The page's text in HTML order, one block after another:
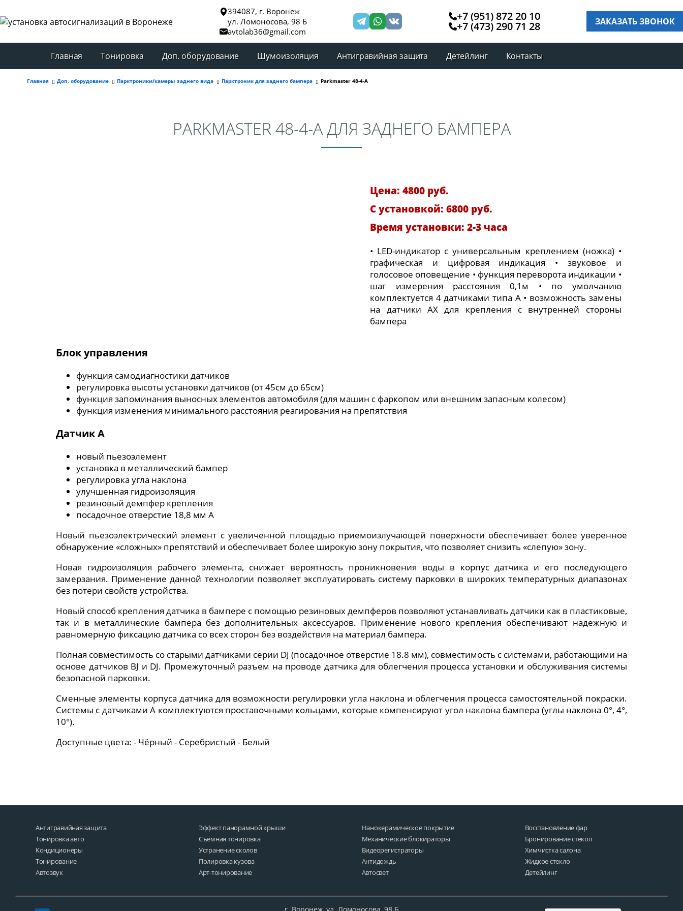
394087, г. Воронеж
ул. Ломоносова, 98 Б
avtolab36@gmail.com
+7 (951) 872 20 10
+7 (473) 290 71 28 ЗАКАЗАТЬ ЗВОНОК
Главная Тонировка Доп. оборудование Шумоизоляция Антигравийная защита Детейлинг Контакты
Главная Доп. оборудование Парктроники/камеры заднего вида Парктроник для заднего бампера Parkmaster 48-4-А
PARKMASTER 48-4-А ДЛЯ ЗАДНЕГО БАМПЕРА
Цена: 4800 руб.
С установкой: 6800 руб.
Время установки: 2-3 часа
• LED-индикатор с универсальным креплением (ножка) •
графическая и цифровая индикация • звуковое и
голосовое оповещение • функция переворота индикации •
шаг измерения расстояния 0,1м • по умолчанию
комплектуется 4 датчиками типа A • возможность замены
на датчики AX для крепления с внутренней стороны
бампера
Блок управления
функция самодиагностики датчиков
регулировка высоты установки датчиков (от 45см до 65см)
функция запоминания выносных элементов автомобиля (для машин с фаркопом или внешним запасным колесом)
функция изменения минимального расстояния реагирования на препятствия
Датчик A
новый пьезоэлемент
установка в металлический бампер
регулировка угла наклона
улучшенная гидроизоляция
резиновый демпфер крепления
посадочное отверстие 18,8 мм A
Новый пьезоэлектрический элемент с увеличенной площадью приемоизлучающей поверхности обеспечивает более уверенное
обнаружение «сложных» препятствий и обеспечивает более широкую зону покрытия, что позволяет снизить «слепую» зону.
Новая гидроизоляция рабочего элемента, снижает вероятность проникновения воды в корпус датчика и его последующего
замерзания. Применение данной технологии позволяет эксплуатировать систему парковки в широких температурных диапазонах
без потери свойств устройства.
Новый способ крепления датчика в бампере с помощью резиновых демпферов позволяют устанавливать датчики как в пластиковые,
так и в металлические бампера без дополнительных аксессуаров. Применение нового крепления обеспечивают надежную и
равномерную фиксацию датчика со всех сторон без воздействия на материал бампера.
Полная совместимость со старыми датчиками серии DJ (посадочное отверстие 18.8 мм), совместимость с системами, работающими на
основе датчиков BJ и DJ. Промежуточный разъем на проводе датчика для облегчения процесса установки и обслуживания системы
безопасной парковки.
Сменные элементы корпуса датчика для возможности регулировки угла наклона и облегчения процесса самостоятельной покраски.
Системы с датчиками A комплектуются проставочными кольцами, которые компенсируют угол наклона бампера (углы наклона 0°, 4°,
10°).
Доступные цвета: - Чёрный - Серебристый - Белый
Антигравийная защита
Тонировка авто
Кондиционеры
Тонирование
Автозвук
Эффект панорамной крыши
Съемная тонировка
Устранение сколов
Полировка кузова
Арт-тонирование
Нанокерамическое покрытие
Механические блокираторы
Видеорегистраторы
Антидождь
Автосвет
Восстановление фар
Бронирование стекол
Химчистка салона
Жидкое стекло
Детейлинг